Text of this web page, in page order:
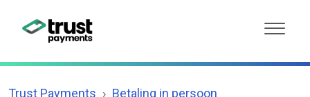
Trust Payments
Betaling in persoon